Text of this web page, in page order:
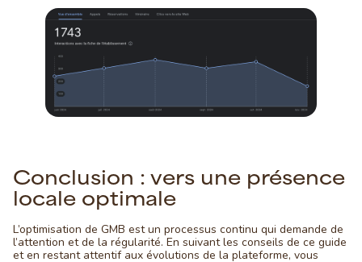
Conclusion : vers une présence
locale optimale
L’optimisation de GMB est un processus continu qui demande de
l’attention et de la régularité. En suivant les conseils de ce guide
et en restant attentif aux évolutions de la plateforme, vous